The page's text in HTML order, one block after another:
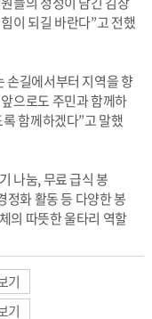
이 되길 바란다”고 전했
손길에서부터 지역을 향
으로도 주민과 함께하
함께하겠다”고 말했
나눔, 무료 급식 봉
정화 활동 등 다양한 봉
의 따뜻한 울타리 역할
기
기